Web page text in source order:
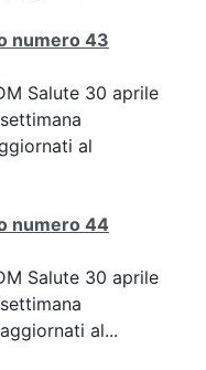
numero 43
Salute 30 aprile
al
numero 44
Salute 30 aprile
al...